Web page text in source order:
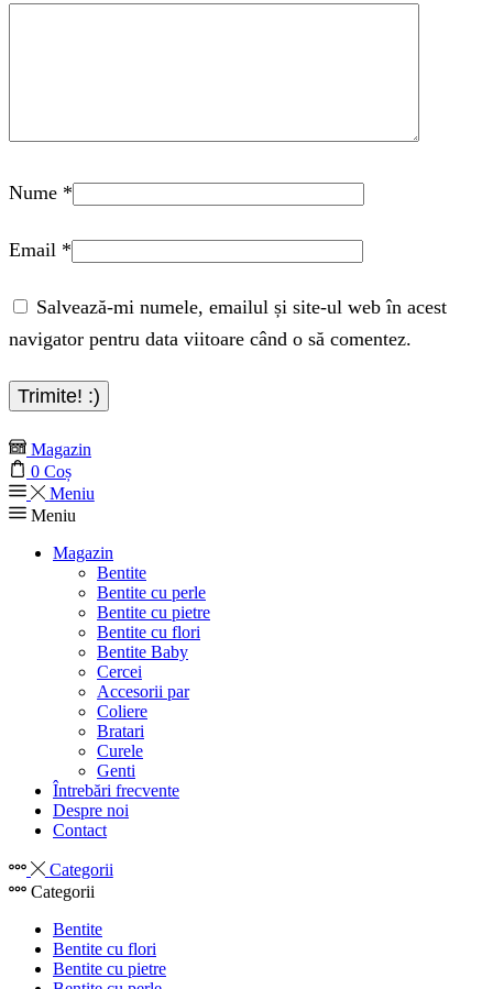
Nume *
Email *
Salvează-mi numele, emailul și site-ul web în acest
navigator pentru data viitoare când o să comentez.
Magazin
0 Coș
Meniu
Meniu
Magazin
Bentite
Bentite cu perle
Bentite cu pietre
Bentite cu flori
Bentite Baby
Cercei
Accesorii par
Coliere
Bratari
Curele
Genti
Întrebări frecvente
Despre noi
Contact
Categorii
Categorii
Bentite
Bentite cu flori
Bentite cu pietre